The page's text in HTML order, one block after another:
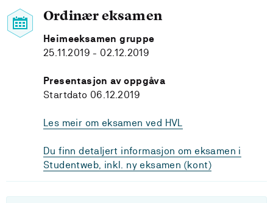
Ordinær eksamen
Heimeeksamen gruppe
25.11.2019 - 02.12.2019
Presentasjon av oppgåva
Startdato 06.12.2019
Les meir om eksamen ved HVL
Du finn detaljert informasjon om eksamen i
Studentweb, inkl. ny eksamen (kont)